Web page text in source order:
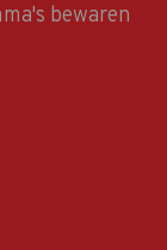
bewaren